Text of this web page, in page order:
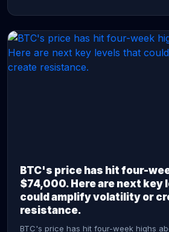
BTC's price has hit four-
$74,000. Here are next key
could amplify volatility or
resistance.
BTC's price has hit four-week highs